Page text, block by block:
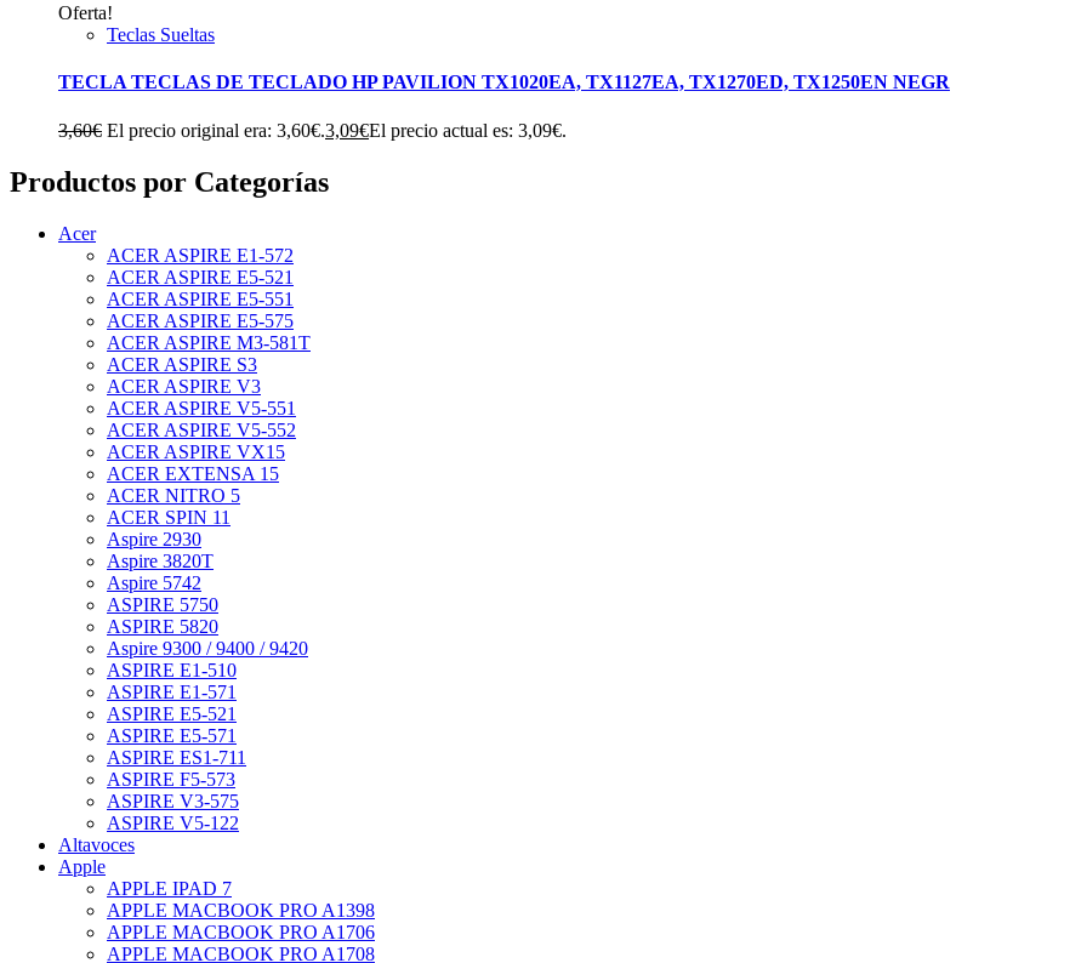
Oferta!
Teclas Sueltas
TECLA TECLAS DE TECLADO HP PAVILION TX1020EA, TX1127EA, TX1270ED, TX1250EN NEGR
3,60€ El precio original era: 3,60€.3,09€El precio actual es: 3,09€.
Productos por Categorías
Acer
ACER ASPIRE E1-572
ACER ASPIRE E5-521
ACER ASPIRE E5-551
ACER ASPIRE E5-575
ACER ASPIRE M3-581T
ACER ASPIRE S3
ACER ASPIRE V3
ACER ASPIRE V5-551
ACER ASPIRE V5-552
ACER ASPIRE VX15
ACER EXTENSA 15
ACER NITRO 5
ACER SPIN 11
Aspire 2930
Aspire 3820T
Aspire 5742
ASPIRE 5750
ASPIRE 5820
Aspire 9300 / 9400 / 9420
ASPIRE E1-510
ASPIRE E1-571
ASPIRE E5-521
ASPIRE E5-571
ASPIRE ES1-711
ASPIRE F5-573
ASPIRE V3-575
ASPIRE V5-122
Altavoces
Apple
APPLE IPAD 7
APPLE MACBOOK PRO A1398
APPLE MACBOOK PRO A1706
APPLE MACBOOK PRO A1708